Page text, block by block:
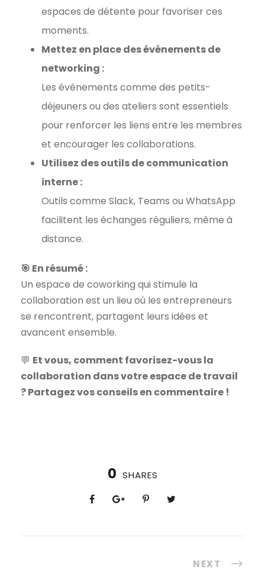
espaces de détente pour favoriser ces
moments.
Mettez en place des événements de
networking :
Les événements comme des petits-
déjeuners ou des ateliers sont essentiels
pour renforcer les liens entre les membres
et encourager les collaborations.
Utilisez des outils de communication
interne :
Outils comme Slack, Teams ou WhatsApp
facilitent les échanges réguliers, même à
distance.
🎯 En résumé :
Un espace de coworking qui stimule la
collaboration est un lieu où les entrepreneurs
se rencontrent, partagent leurs idées et
avancent ensemble.
💬 Et vous, comment favorisez-vous la
collaboration dans votre espace de travail
? Partagez vos conseils en commentaire !
0 SHARES
NEXT